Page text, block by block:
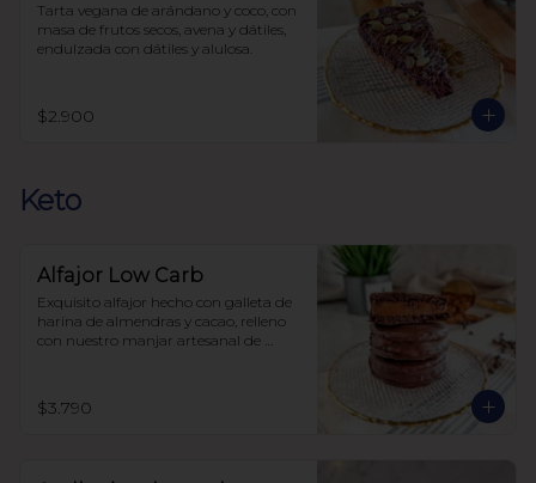
Tarta vegana de arándano y coco, con
masa de frutos secos, avena y dátiles,
endulzada con dátiles y alulosa.
$2.900
Keto
Alfajor Low Carb
Exquisito alfajor hecho con galleta de
harina de almendras y cacao, relleno
con nuestro manjar artesanal de
con alulosa.
$3.790